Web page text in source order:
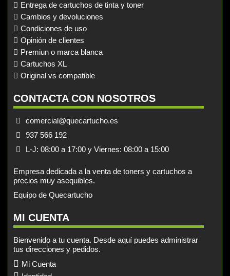
Entrega de cartuchos de tinta y toner
Cambios y devoluciones
Condiciones de uso
Opinión de clientes
Premiun o marca blanca
Cartuchos XL
Original vs compatible
CONTACTA CON NOSOTROS
comercial@quecartucho.es
937 566 192
L-J: 08:00 a 17:00 y Viernes: 08:00 a 15:00
Empresa dedicada a la venta de toners y cartuchos a
precios muy asequibles.
Equipo de Quecartucho
MI CUENTA
Bienvenido a tu cuenta. Desde aquí puedes administrar
tus direcciones y pedidos.
Mi Cuenta